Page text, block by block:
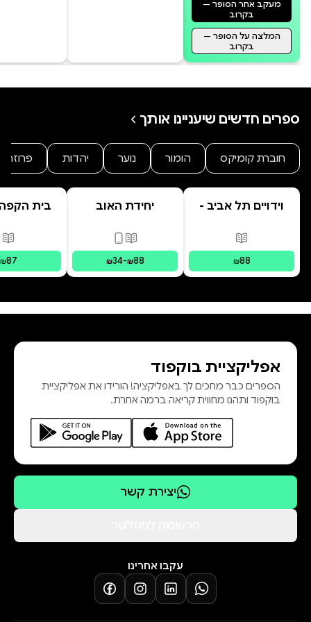
מעקב אחר הסופר —
בקרוב
המלצה על הסופר —
בקרוב
ספרים חדשים שיעניינו אותך
חוברת קומיקס הומור נוער יהדות פרוזה
וידויים תל אביב -
פורמטים זמינים
מודפס
₪88
יחידת האוב
פורמטים זמינים מודפס,
₪34-₪88
בית
₪87
אפליקציית בוקפוד
הספרים כבר מחכים לך באפליקציה! הורידו את אפליקציית
בוקפוד ותהנו מחווית קריאה ברמה אחרת.
יצירת קשר
עקבו אחרינו